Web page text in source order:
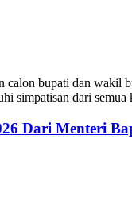
bupati dan
dari semua
Dari Menteri